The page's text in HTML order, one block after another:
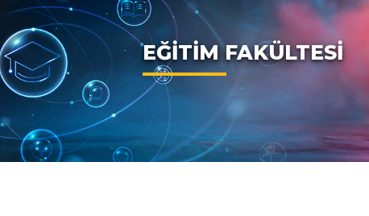
EĞİTİM FAKÜLTESİ